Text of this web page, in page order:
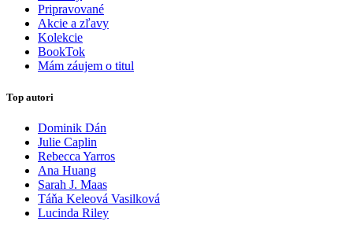
Pripravované
Akcie a zľavy
Kolekcie
BookTok
Mám záujem o titul
Top autori
Dominik Dán
Julie Caplin
Rebecca Yarros
Ana Huang
Sarah J. Maas
Táňa Keleová Vasilková
Lucinda Riley